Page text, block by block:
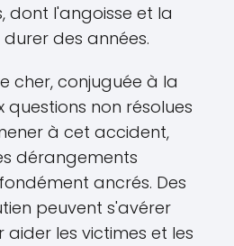
dont l'angoisse et la
des années.
cher, conjuguée à la
non résolues
à cet accident,
dérangements
ancrés. Des
peuvent s'avérer
aider les victimes et les